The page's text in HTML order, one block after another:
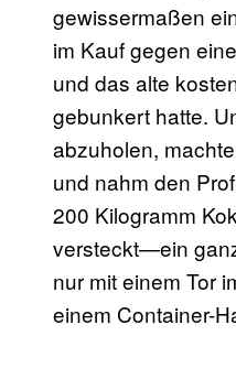
gewissermaßen
im Kauf gegen
und das alte
gebunkert hatte.
abzuholen,
und nahm den
200 Kilogramm
versteckt—ein
nur mit einem Tor
einem Container-